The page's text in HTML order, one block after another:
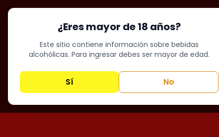
¿Eres mayor de 18 años?
Este sitio contiene información sobre bebidas
alcohólicas. Para ingresar debes ser mayor de edad.
Sí No